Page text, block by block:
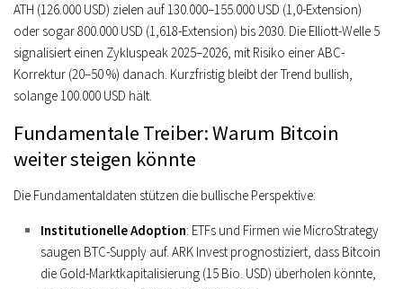
ATH (126.000 USD) zielen auf 130.000–155.000 USD (1,0-Extension)
oder sogar 800.000 USD (1,618-Extension) bis 2030. Die Elliott-Welle 5
signalisiert einen Zykluspeak 2025–2026, mit Risiko einer ABC-
Korrektur (20–50 %) danach. Kurzfristig bleibt der Trend bullish,
solange 100.000 USD hält.
Fundamentale Treiber: Warum Bitcoin
weiter steigen könnte
Die Fundamentaldaten stützen die bullische Perspektive:
Institutionelle Adoption: ETFs und Firmen wie MicroStrategy
saugen BTC-Supply auf. ARK Invest prognostiziert, dass Bitcoin
die Gold-Marktkapitalisierung (15 Bio. USD) überholen könnte,